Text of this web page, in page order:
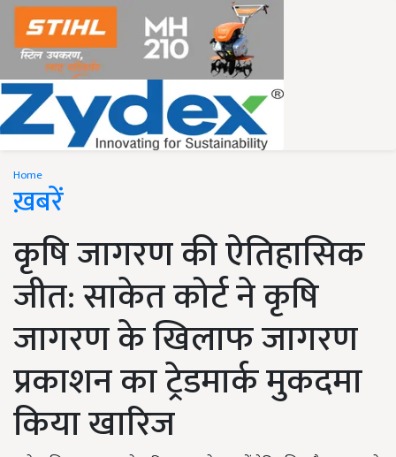
Home
ख़बरें
कृषि जागरण की ऐतिहासिक
जीत: साकेत कोर्ट ने कृषि
जागरण के खिलाफ जागरण
प्रकाशन का ट्रेडमार्क मुकदमा
किया खारिज